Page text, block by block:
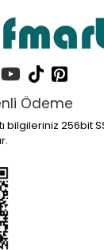
Ödeme
bilgileriniz 256bit